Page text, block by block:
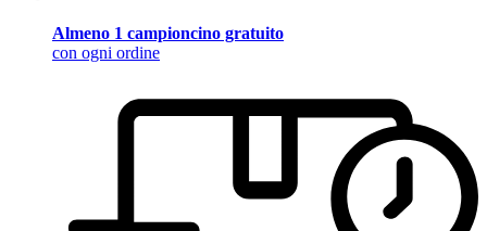
Almeno 1 campioncino gratuito
con ogni ordine